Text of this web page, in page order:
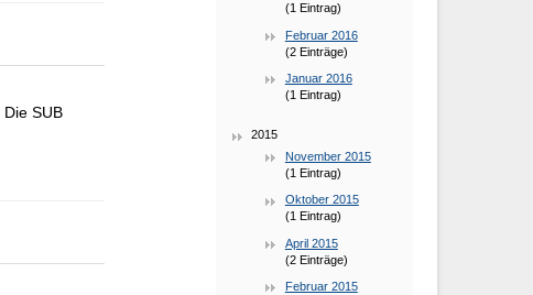
SUB
(1 Eintrag)
Februar 2016
(2 Einträge)
Januar 2016
(1 Eintrag)
2015
November 2015
(1 Eintrag)
Oktober 2015
(1 Eintrag)
April 2015
(2 Einträge)
Februar 2015